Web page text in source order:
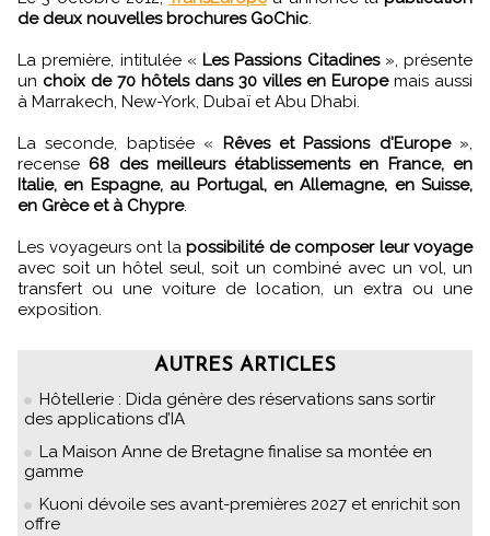
de deux nouvelles brochures GoChic.
La première, intitulée « Les Passions Citadines», présente
un choix de 70 hôtels dans 30 villes en Europemais aussi
à Marrakech, New-York, Dubaï et Abu Dhabi.
La seconde, baptisée « Rêves et Passions d'Europe»,
recense 68 des meilleurs établissements en France, en
Italie, en Espagne, au Portugal, en Allemagne, en Suisse,
en Grèce et à Chypre.
Les voyageurs ont la possibilité de composer leur voyage
avec soit un hôtel seul, soit un combiné avec un vol, un
transfert ou une voiture de location, un extra ou une
exposition.
AUTRES ARTICLES
Hôtellerie : Dida génère des réservations sans sortir
des applications d’IA
La Maison Anne de Bretagne finalise sa montée en
gamme
Kuoni dévoile ses avant-premières 2027 et enrichit son
offre